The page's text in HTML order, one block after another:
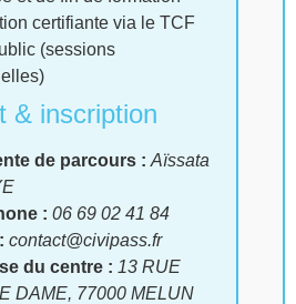
certifiante via le TCF
(sessions
& inscription
de parcours : Aïssata
: 06 69 02 41 84
contact@civipass.fr
du centre : 13 RUE
DAME, 77000 MELUN